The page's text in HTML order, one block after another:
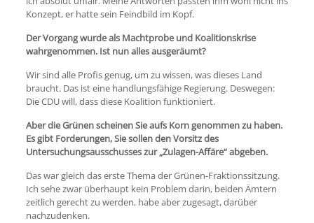
Konzept, er hatte sein Feindbild im Kopf.
Der Vorgang wurde als Machtprobe und Koalitionskrise
wahrgenommen. Ist nun alles ausgeräumt?
Wir sind alle Profis genug, um zu wissen, was dieses Land
braucht. Das ist eine handlungsfähige Regierung. Deswegen:
Die CDU will, dass diese Koalition funktioniert.
Aber die Grünen scheinen Sie aufs Korn genommen zu haben.
Es gibt Forderungen, Sie sollen den Vorsitz des
Untersuchungsausschusses zur „Zulagen-Affäre“ abgeben.
Das war gleich das erste Thema der Grünen-Fraktionssitzung.
Ich sehe zwar überhaupt kein Problem darin, beiden Ämtern
zeitlich gerecht zu werden, habe aber zugesagt, darüber
nachzudenken.